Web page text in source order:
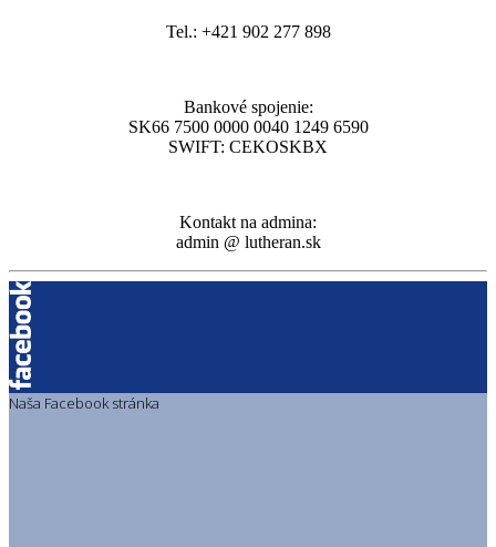
Tel.: +421 902 277 898
Bankové spojenie:
SK66 7500 0000 0040 1249 6590
SWIFT: CEKOSKBX
Kontakt na admina:
admin @ lutheran.sk
Naša Facebook stránka